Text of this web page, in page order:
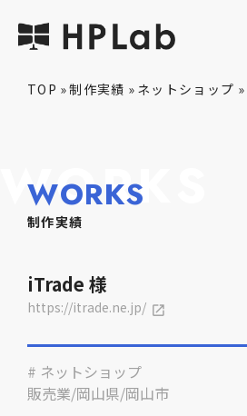
TOP »制作実績 » ネットショップ »
WORKS
WORKS
制作実績
iTrade 様
https://itrade.ne.jp/
# ネットショップ
販売業/岡山県/岡山市